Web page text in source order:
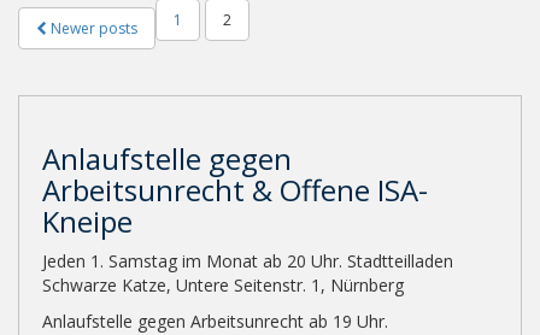
Beitragsnavigation
Newer posts 1 2
Anlaufstelle gegen
Arbeitsunrecht & Offene ISA-
Kneipe
Jeden 1. Samstag im Monat ab 20 Uhr. Stadtteilladen
Schwarze Katze, Untere Seitenstr. 1, Nürnberg
Anlaufstelle gegen Arbeitsunrecht ab 19 Uhr.